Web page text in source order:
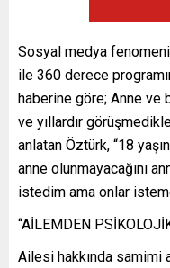
Sosyal medya
ile 360 derece
haberine göre; Anne ve
ve yıllardır
anlatan Öztürk, “18
anne olunmayacağını
istedim ama onlar
“AİLEMDEN
Ailesi hakkında samimi